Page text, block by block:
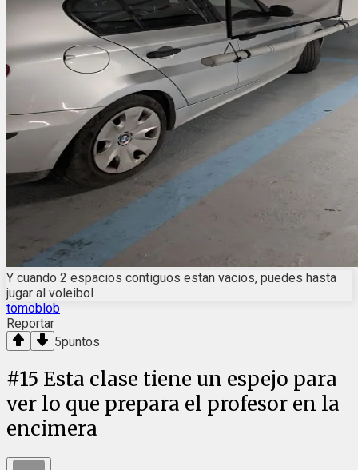
Y cuando 2 espacios contiguos estan vacios, puedes hasta
jugar al voleibol
tomoblob
Reportar
5puntos
#15 Esta clase tiene un espejo para
ver lo que prepara el profesor en la
encimera